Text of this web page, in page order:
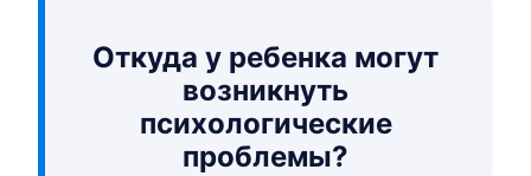
Откуда у ребенка могут
возникнуть
психологические
проблемы?